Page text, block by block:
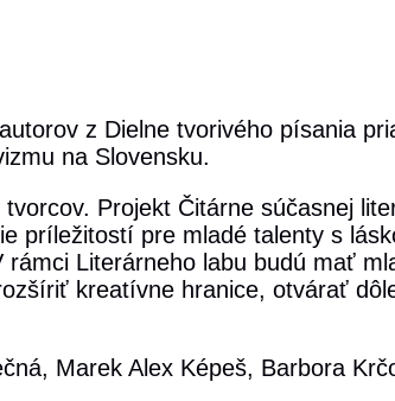
z Dielne tvorivého písania
na Slovensku.
Projekt Čitárne súčasnej
príležitostí pre mladé talenty s
Literárneho labu budú mať
kreatívne hranice, otvárať
Marek Alex Képeš, Barbora